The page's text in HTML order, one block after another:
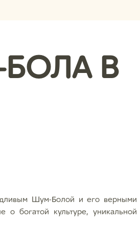
В
Шум-Болой и его верными
богатой культуре, уникальной